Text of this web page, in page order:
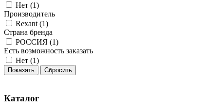
Нет (1)
Производитель
Rexant (1)
Страна бренда
РОССИЯ (1)
Есть возможность заказать
Нет (1)
Каталог